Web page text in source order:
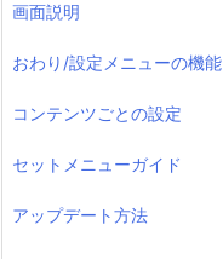
画面説明
おわり/設定メニューの機能
コンテンツごとの設定
セットメニューガイド
アップデート方法